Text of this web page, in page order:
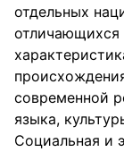
отдельных
отличающихся
современной
языка,
Социальная и